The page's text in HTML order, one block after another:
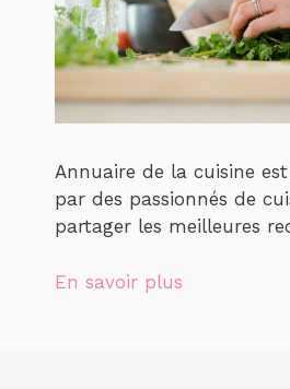
Annuaire de la cuisine
par des passionnés de
partager les meilleures
En savoir plus